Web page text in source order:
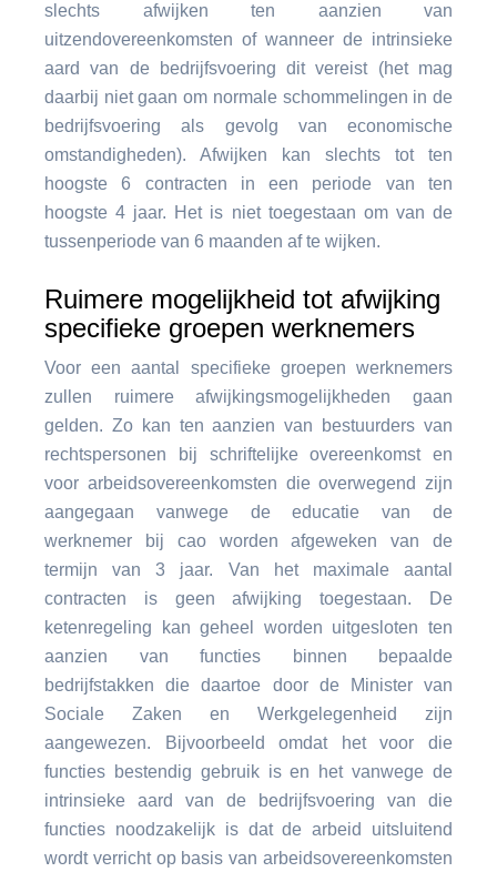
slechts afwijken ten aanzien van
uitzendovereenkomsten of wanneer de intrinsieke
aard van de bedrijfsvoering dit vereist (het mag
daarbij niet gaan om normale schommelingen in de
bedrijfsvoering als gevolg van economische
omstandigheden). Afwijken kan slechts tot ten
hoogste 6 contracten in een periode van ten
hoogste 4 jaar. Het is niet toegestaan om van de
tussenperiode van 6 maanden af te wijken.
Ruimere mogelijkheid tot afwijking
specifieke groepen werknemers
Voor een aantal specifieke groepen werknemers
zullen ruimere afwijkingsmogelijkheden gaan
gelden. Zo kan ten aanzien van bestuurders van
rechtspersonen bij schriftelijke overeenkomst en
voor arbeidsovereenkomsten die overwegend zijn
aangegaan vanwege de educatie van de
werknemer bij cao worden afgeweken van de
termijn van 3 jaar. Van het maximale aantal
contracten is geen afwijking toegestaan. De
ketenregeling kan geheel worden uitgesloten ten
aanzien van functies binnen bepaalde
bedrijfstakken die daartoe door de Minister van
Sociale Zaken en Werkgelegenheid zijn
aangewezen. Bijvoorbeeld omdat het voor die
functies bestendig gebruik is en het vanwege de
intrinsieke aard van de bedrijfsvoering van die
functies noodzakelijk is dat de arbeid uitsluitend
wordt verricht op basis van arbeidsovereenkomsten